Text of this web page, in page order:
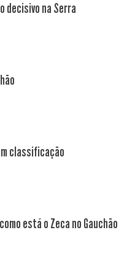
decisivo na Serra
classificação
está o Zeca no Gauchão